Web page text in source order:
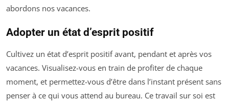
abordons nos vacances.
Adopter un état d’esprit positif
Cultivez un état d’esprit positif avant, pendant et après vos
vacances. Visualisez-vous en train de profiter de chaque
moment, et permettez-vous d’être dans l’instant présent sans
penser à ce qui vous attend au bureau. Ce travail sur soi est